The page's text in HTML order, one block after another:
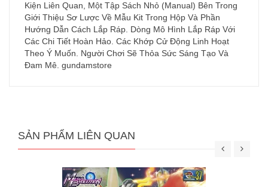
Kiện Liên Quan, Một Tập Sách Nhỏ (Manual) Bên Trong
Giới Thiệu Sơ Lược Về Mẫu Kit Trong Hộp Và Phần
Hướng Dẫn Cách Lắp Ráp. Dòng Mô Hình Lắp Ráp Với
Các Chi Tiết Hoàn Hảo. Các Khớp Cử Động Linh Hoạt
Theo Ý Muốn. Người Chơi Sẽ Thỏa Sức Sáng Tạo Và
Đam Mê. gundamstore
SẢN PHẨM LIÊN QUAN